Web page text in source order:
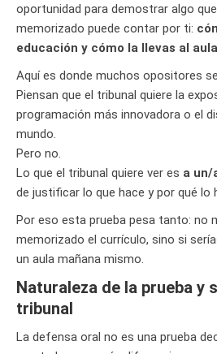
oportunidad para demostrar algo
memorizado puede contar por ti:
educación y cómo la llevas al
Aquí es donde muchos opositores
Piensan que el tribunal quiere la
programación más innovadora o el
mundo.
Pero no.
Lo que el tribunal quiere ver es a un/
de justificar lo que hace y por qué lo
Por eso esta prueba pesa tanto: no
memorizado el currículo, sino si
un aula mañana mismo.
Naturaleza de la prueba y
tribunal
La defensa oral no es una prueba